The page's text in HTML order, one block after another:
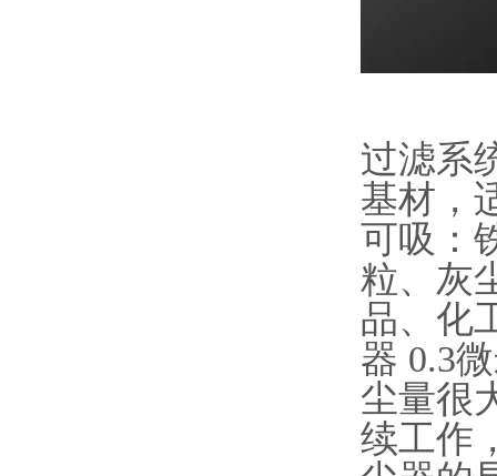
过滤系
基材，
可吸：
粒、灰
品、化
器 0.3
尘量很
续工作